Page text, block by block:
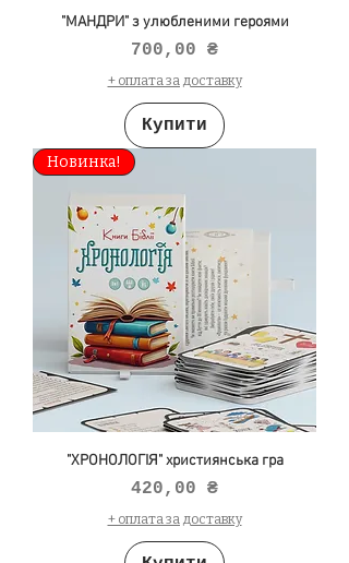
"МАНДРИ" з улюбленими героями
Ціна
700,00 ₴
+ оплата за доставку
Купити
Новинка!
"ХРОНОЛОГІЯ" християнська гра
Ціна
420,00 ₴
+ оплата за доставку